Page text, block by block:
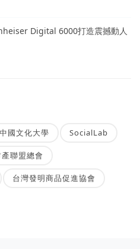
Digital 6000打造震撼動人
中國文化大學 SocialLab
聯盟總會
台灣發明商品促進協會